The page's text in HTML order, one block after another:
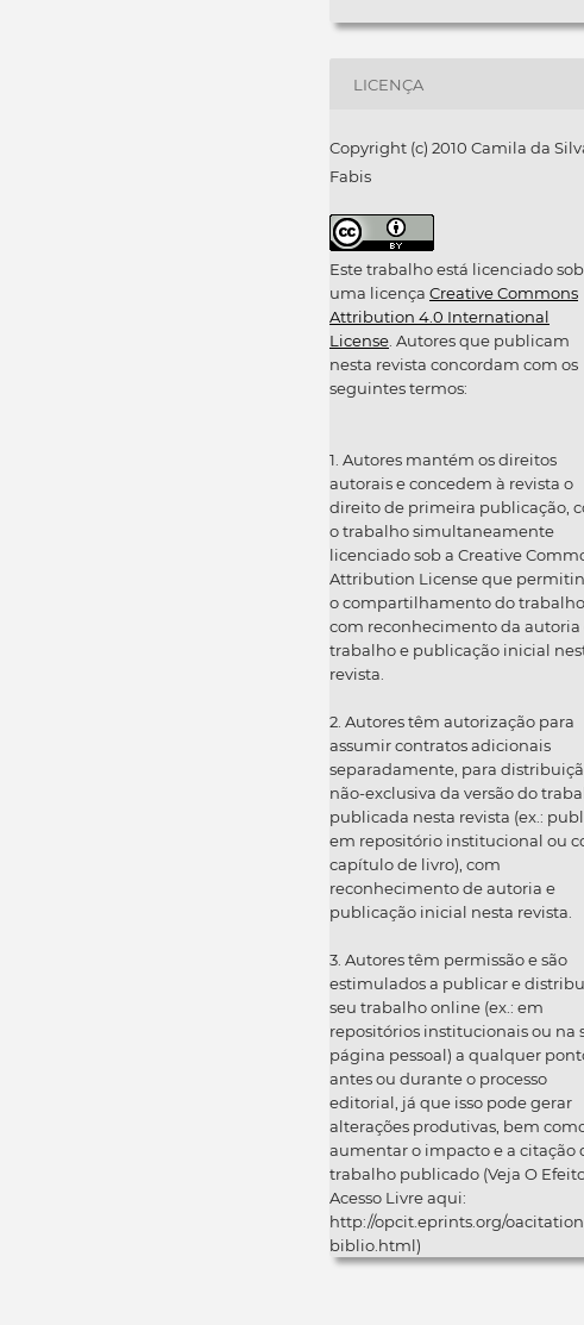
LICENÇA
Copyright (c) 2010 Camila da
Fabis
Este trabalho está licenciado sob
uma licença Creative Commons
Attribution 4.0 International
License . Autores que publicam
nesta revista concordam com os
seguintes termos:
1. Autores mantém os direitos
autorais e concedem à revista o
direito de primeira publicação,
o trabalho simultaneamente
licenciado sob a Creative
Attribution License que
o compartilhamento do trabalho
com reconhecimento da autoria
trabalho e publicação inicial
revista.
2. Autores têm autorização para
assumir contratos adicionais
separadamente, para
não-exclusiva da versão do
publicada nesta revista (ex.:
em repositório institucional ou
capítulo de livro), com
reconhecimento de autoria e
publicação inicial nesta revista.
3. Autores têm permissão e são
estimulados a publicar e
seu trabalho online (ex.: em
repositórios institucionais ou na
página pessoal) a qualquer
antes ou durante o processo
editorial, já que isso pode gerar
alterações produtivas, bem
aumentar o impacto e a citação
trabalho publicado (Veja O
Acesso Livre aqui:
http://opcit.eprints.org/
biblio.html)